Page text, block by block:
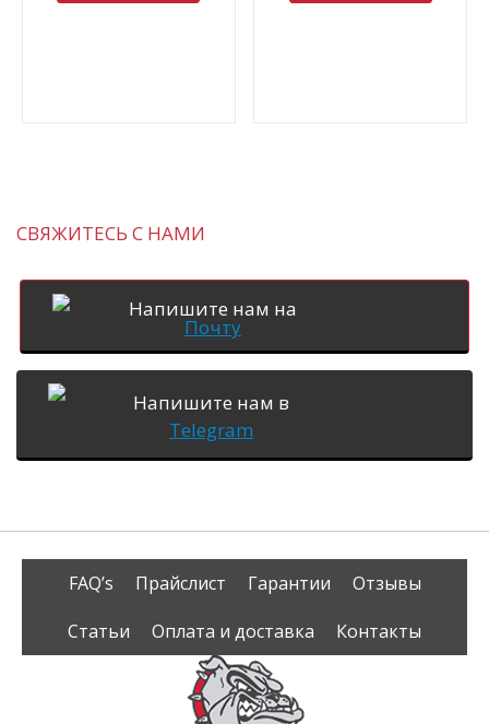
СВЯЖИТЕСЬ С НАМИ
Напишите нам на
Почту
Напишите нам в
Telegram
FAQ’s Прайслист Гарантии
Отзывы
Статьи
Оплата и доставка Контакты